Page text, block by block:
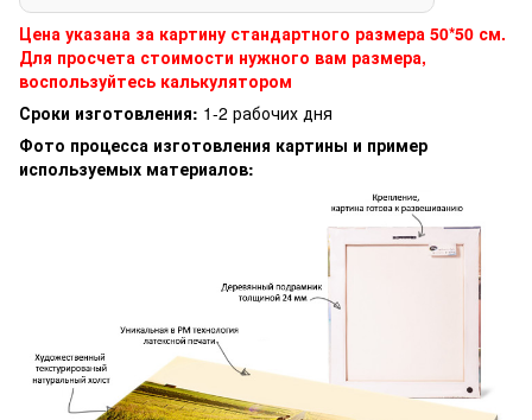
Цена указана за картину стандартного размера 50*50 см.
Для просчета стоимости нужного вам размера,
воспользуйтесь калькулятором
Сроки изготовления: 1-2 рабочих дня
Фото процесса изготовления картины и пример
используемых материалов: